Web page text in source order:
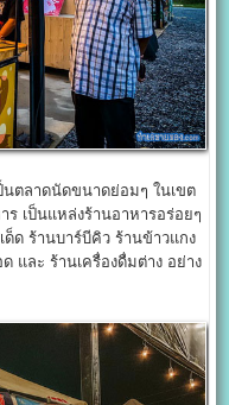
นตลาดนัดขนาดย่อมๆ ในเขต
เป็นแหล่งร้านอาหารอร่อยๆ
ด็ด ร้านบาร์บีคิว ร้านข้าวแกง
และ ร้านเครื่องดื่มต่าง อย่าง